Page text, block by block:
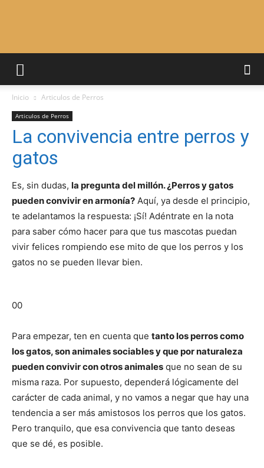
Adiestrar
Razas
–
Fotos
Inicio Articulos de Perros
Articulos de Perros
La convivencia entre perros y
gatos
Es, sin dudas, la pregunta del millón. ¿Perros y gatos
pueden convivir en armonía? Aquí, ya desde el principio,
te adelantamos la respuesta: ¡Sí! Adéntrate en la nota
para saber cómo hacer para que tus mascotas puedan
vivir felices rompiendo ese mito de que los perros y los
gatos no se pueden llevar bien.
00
Para empezar, ten en cuenta que tanto los perros como
los gatos, son animales sociables y que por naturaleza
pueden convivir con otros animales que no sean de su
misma raza. Por supuesto, dependerá lógicamente del
carácter de cada animal, y no vamos a negar que hay una
tendencia a ser más amistosos los perros que los gatos.
Pero tranquilo, que esa convivencia que tanto deseas
que se dé, es posible.